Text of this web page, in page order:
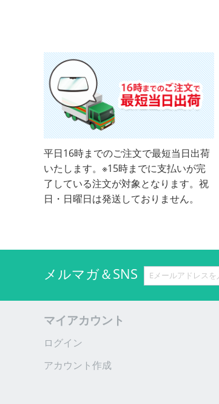
平日16時までのご注文で最短当日出荷
いたします。※15時までに支払いが完
了している注文が対象となります。祝
日・日曜日は発送しておりません。
メルマガ＆SNS
マイアカウント
ログイン
アカウント作成